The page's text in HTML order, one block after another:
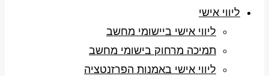
ליווי אישי
ליווי אישי ביישומי מחשב
תמיכה מרחוק בישומי מחשב
ליווי אישי באמנות הפרזנטציה